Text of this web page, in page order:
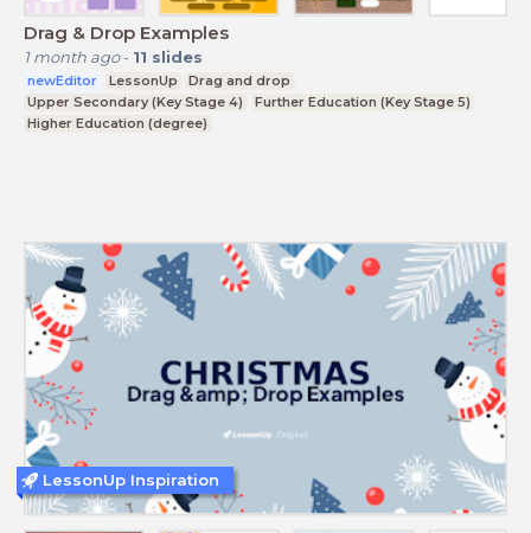
Drag & Drop Examples
1 month ago- 11 slides
newEditor LessonUp
Drag and drop
Upper Secondary (Key Stage 4)
Further Education (Key Stage 5)
Higher Education (degree)
LessonUp Inspiration